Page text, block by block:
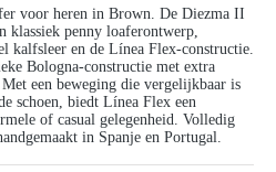
voor heren in Brown. De Diezma II
klassiek penny loaferontwerp,
kalfsleer en de Línea Flex-constructie.
Bologna-constructie met extra
een beweging die vergelijkbaar is
schoen, biedt Línea Flex een
of casual gelegenheid. Volledig
in Spanje en Portugal.